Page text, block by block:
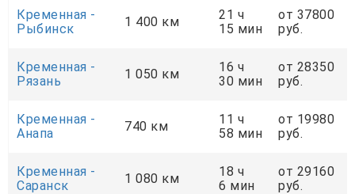
Кременная -
Рыбинск
1 400 км
21 ч
15 мин
от 37800
руб.
Кременная -
Рязань
1 050 км
16 ч
30 мин
от 28350
руб.
Кременная -
Анапа
740 км
11 ч
58 мин
от 19980
руб.
Кременная -
Саранск
1 080 км
18 ч
6 мин
от 29160
руб.